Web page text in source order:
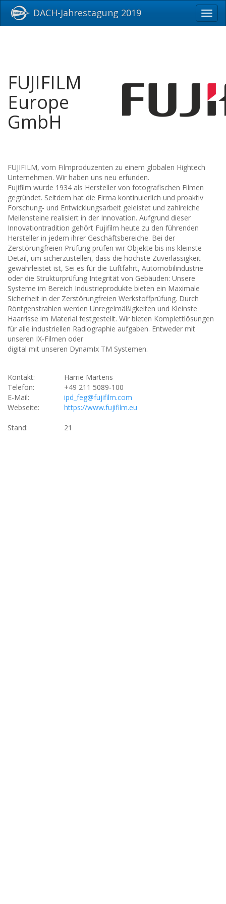
DACH-Jahrestagung 2019
FUJIFILM
Europe
GmbH
FUJIFILM, vom Filmproduzenten zu einem globalen Hightech
Unternehmen. Wir haben uns neu erfunden.
Fujifilm wurde 1934 als Hersteller von fotografischen Filmen
gegründet. Seitdem hat die Firma kontinuierlich und proaktiv
Forschung- und Entwicklungsarbeit geleistet und zahlreiche
Meilensteine realisiert in der Innovation. Aufgrund dieser
Innovationtradition gehört Fujifilm heute zu den führenden
Hersteller in jedem ihrer Geschäftsbereiche. Bei der
Zerstörungfreien Prüfung prüfen wir Objekte bis ins kleinste
Detail, um sicherzustellen, dass die höchste Zuverlässigkeit
gewährleistet ist, Sei es für die Luftfahrt, Automobilindustrie
oder die Strukturprüfung Integrität von Gebäuden: Unsere
Systeme im Bereich Industrieprodukte bieten ein Maximale
Sicherheit in der Zerstörungfreien Werkstoffprüfung. Durch
Röntgenstrahlen werden Unregelmäßigkeiten und Kleinste
Haarrisse im Material festgestellt. Wir bieten Komplettlösungen
für alle industriellen Radiographie aufgaben. Entweder mit
unseren IX-Filmen oder
digital mit unseren DynamIx TM Systemen.
Kontakt:
Harrie Martens
Telefon:
+49 211 5089-100
E-Mail:
ipd_feg@fujifilm.com
Webseite:
https://www.fujifilm.eu
Stand: 21